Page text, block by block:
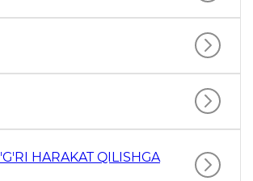
HARAKAT QILISHGA